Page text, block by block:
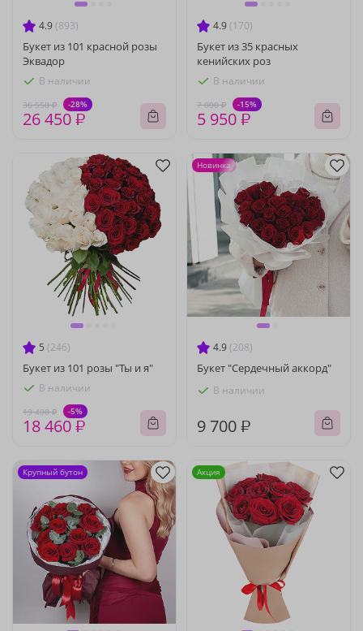
4.9 (893)
Букет из 101 красной розы
Эквадор
В наличии
36 550 ₽ -28%
26 450 ₽
4.9 (170)
Букет из 35 красных
кенийских роз
В наличии
7 000 ₽ -15%
5 950 ₽
5 (246)
Букет из 101 розы "Ты и я"
В наличии
19 400 ₽ -5%
18 460 ₽
4.9 (208)
Букет "Сердечный аккорд"
В наличии
9 700 ₽
Новинка
Крупный бутон Акция